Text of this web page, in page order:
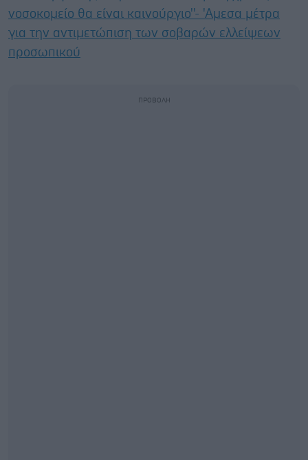
νοσοκομείο θα είναι καινούργιο''- 'Αμεσα μέτρα
για την αντιμετώπιση των σοβαρών ελλείψεων
προσωπικού